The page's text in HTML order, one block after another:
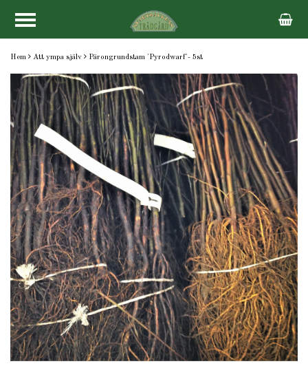
Hem Att ympa själv Pärongrundstam 'Pyrodwarf'- 5st